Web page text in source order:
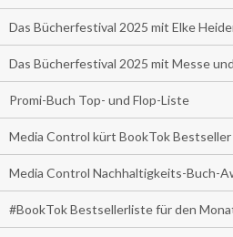
Das Bücherfestival 2025 mit Elke
Das Bücherfestival 2025 mit Messe
Promi-Buch Top- und Flop-Liste
Media Control kürt BookTok Bestseller
Media Control Nachhaltigkeits-Buch-
#BookTok Bestsellerliste für den